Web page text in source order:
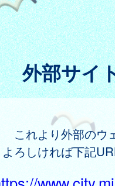
外部サイ
これより外部のウ
よろしければ下記